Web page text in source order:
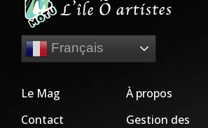
Français
Le Mag
À propos
Contact
Gestion des